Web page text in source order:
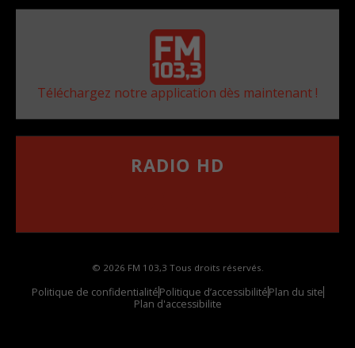
Téléchargez notre application dès maintenant !
RADIO HD
© 2026 FM 103,3 Tous droits réservés.
Politique de confidentialitéPolitique d’accessibilitéPlan du site
Plan d'accessibilite